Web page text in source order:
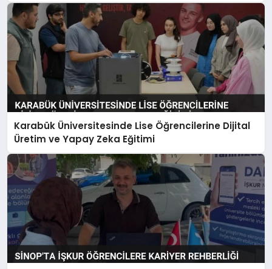
Karabük Üniversitesinde Lise Öğrencilerine Dijital
Üretim ve Yapay Zeka Eğitimi